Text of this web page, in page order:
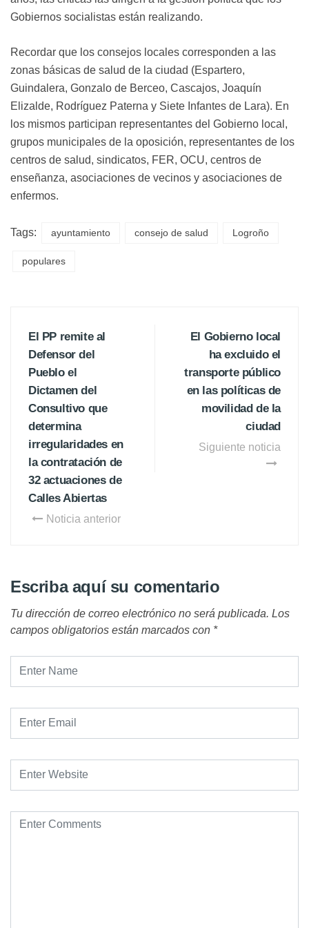
Gobiernos socialistas están realizando.
Recordar que los consejos locales corresponden a las
zonas básicas de salud de la ciudad (Espartero,
Guindalera, Gonzalo de Berceo, Cascajos, Joaquín
Elizalde, Rodríguez Paterna y Siete Infantes de Lara). En
los mismos participan representantes del Gobierno local,
grupos municipales de la oposición, representantes de los
centros de salud, sindicatos, FER, OCU, centros de
enseñanza, asociaciones de vecinos y asociaciones de
enfermos.
Tags: ayuntamiento consejo de salud Logroño
populares
El PP remite al
Defensor del
Pueblo el
Dictamen del
Consultivo que
determina
irregularidades en
la contratación de
32 actuaciones de
Calles Abiertas
Noticia anterior
El Gobierno local
ha excluido el
transporte público
en las políticas de
movilidad de la
ciudad
Siguiente noticia
Escriba aquí su comentario
Tu dirección de correo electrónico no será publicada. Los
campos obligatorios están marcados con *